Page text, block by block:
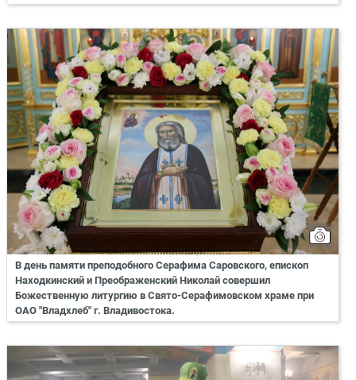
В день памяти преподобного Серафима Саровского, епископ
Находкинский и Преображенский Николай совершил
Божественную литургию в Свято-Серафимовском храме при
ОАО "Владхлеб" г. Владивостока.